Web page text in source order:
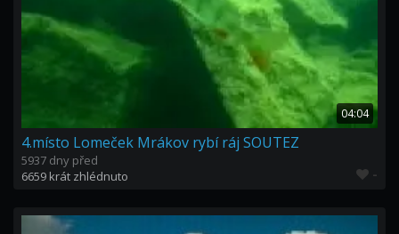
04:04
4.místo Lomeček Mrákov rybí ráj SOUTEZ
5937 dny před
6659 krát zhlédnuto
-